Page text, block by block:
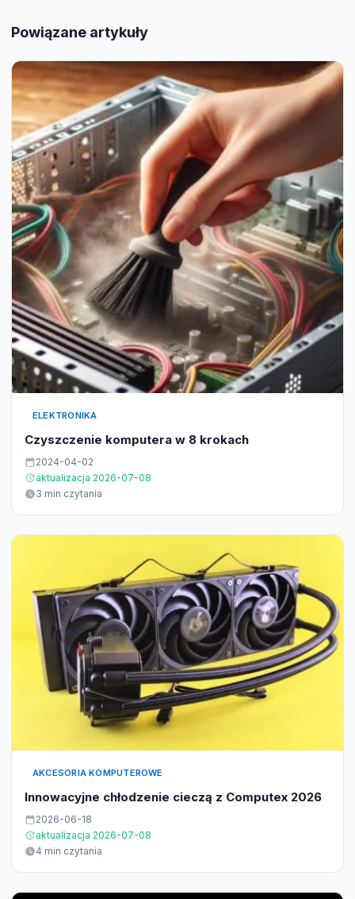
Powiązane artykuły
ELEKTRONIKA
Czyszczenie komputera w 8 krokach
2024-04-02
aktualizacja 2026-07-08
3 min czytania
AKCESORIA KOMPUTEROWE
Innowacyjne chłodzenie cieczą z Computex 2026
2026-06-18
aktualizacja 2026-07-08
4 min czytania